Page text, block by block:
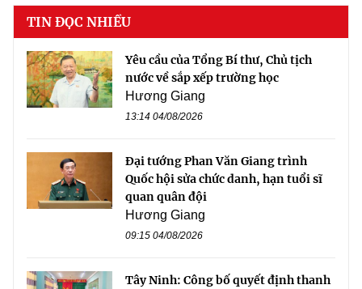
TIN ĐỌC NHIỀU
Yêu cầu của Tổng Bí thư, Chủ tịch
nước về sắp xếp trường học
Hương Giang
13:14 04/08/2026
Đại tướng Phan Văn Giang trình
Quốc hội sửa chức danh, hạn tuổi sĩ
quan quân đội
Hương Giang
09:15 04/08/2026
Tây Ninh: Công bố quyết định thanh